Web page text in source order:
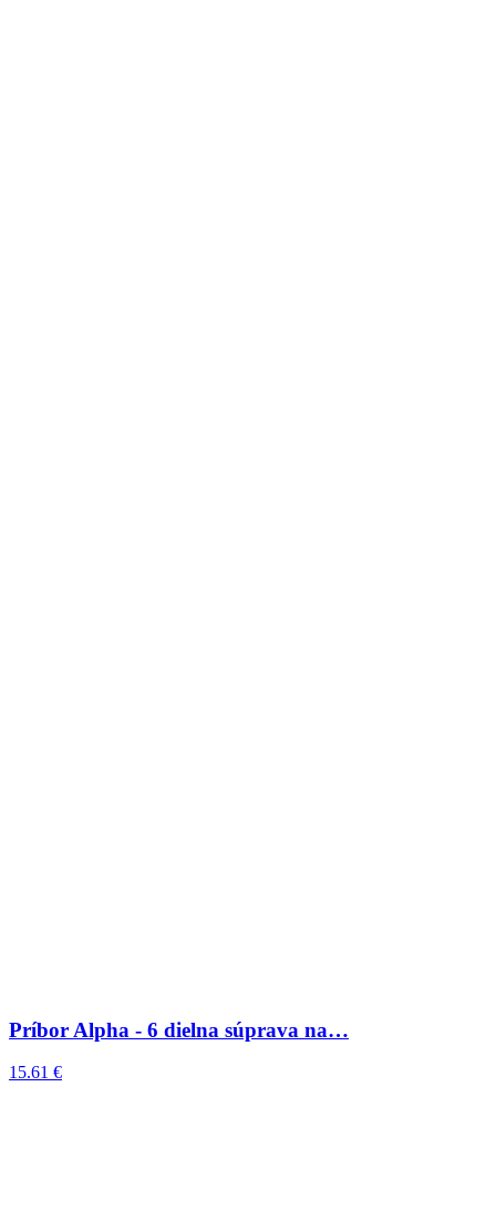
Príbor Alpha - 6 dielna súprava na…
15.61 €